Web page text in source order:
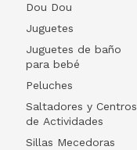
Dou Dou
Juguetes
Juguetes de baño
para bebé
Peluches
Saltadores y Centros
de Actividades
Sillas Mecedoras